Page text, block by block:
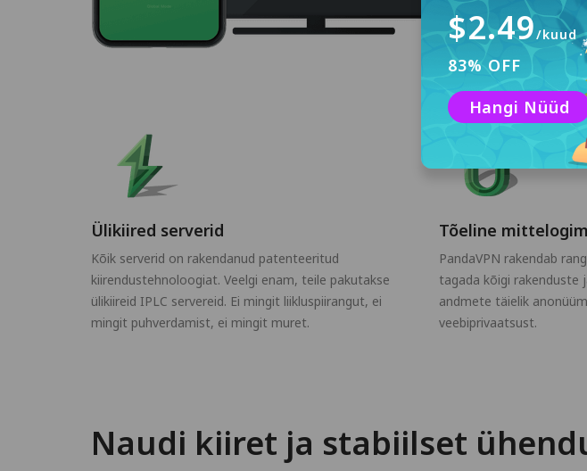
Ülikiired serverid
Kõik serverid on rakendanud patenteeritud
kiirendustehnoloogiat. Veelgi enam, teile pakutakse
ülikiireid IPLC servereid. Ei mingit liikluspiirangut, ei
mingit puhverdamist, ei mingit muret.
Tõeline
PandaVPN rakendab
tagada kõigi rakenduste
andmete täielik
veebiprivaatsust.
Naudi kiiret ja stabiilset
$2.49/kuud
83% OFF
Hangi Nüüd